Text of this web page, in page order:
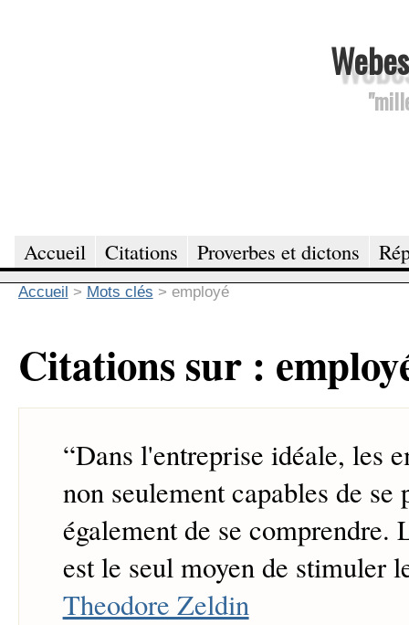
Accueil Citations Proverbes et dictons
Accueil > Mots clés > employé
Citations sur :
“Dans l'entreprise idéale, les
non seulement capables de se
également de se comprendre.
est le seul moyen de stimuler
Theodore Zeldin